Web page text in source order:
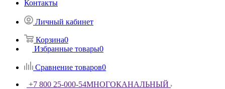
Контакты
Личный кабинет
Корзина0
Избранные товары0
Сравнение товаров0
+7 800 25-000-54МНОГОКАНАЛЬНЫЙ